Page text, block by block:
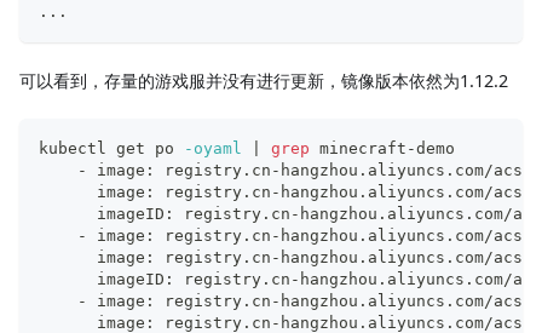
.. .
可以看到，存量的游戏服并没有进行更新，镜像版本依然为1.12.2
kubectl get po -oyaml grep minecraft-demo
- image: registry.cn-hangzhou.aliyuncs.com/acs/
image: registry.cn-hangzhou.aliyuncs.com/acs/
imageID: registry.cn-hangzhou.aliyuncs.com/
- image: registry.cn-hangzhou.aliyuncs.com/acs/
image: registry.cn-hangzhou.aliyuncs.com/acs/
imageID: registry.cn-hangzhou.aliyuncs.com/
- image: registry.cn-hangzhou.aliyuncs.com/acs/
image: registry.cn-hangzhou.aliyuncs.com/acs/